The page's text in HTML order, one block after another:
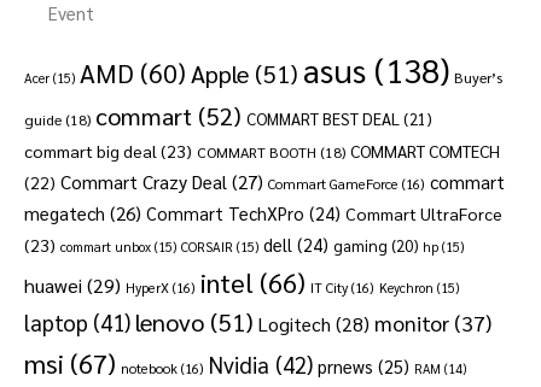
Event
Acer (15) AMD (60)Apple (51) asus (138) Buyer’s
guide (18) commart (52) COMMART BEST DEAL (21)
commart big deal (23) COMMART BOOTH (18) COMMART COMTECH
(22) Commart Crazy Deal (27) Commart GameForce (16) commart
megatech (26) Commart TechXPro (24) Commart UltraForce
(23) commart unbox (15) CORSAIR (15) dell (24) gaming (20) hp (15)
huawei (29) HyperX (16) intel (66) IT City (16) Keychron (15)
laptop (41) lenovo (51) Logitech (28) monitor (37)
msi (67) notebook (16) Nvidia (42) prnews (25) RAM (14)